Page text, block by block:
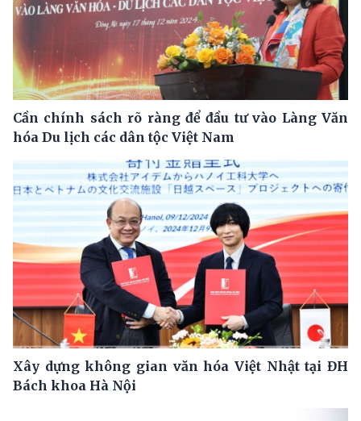
Cần chính sách rõ ràng để đầu tư vào Làng Văn
hóa Du lịch các dân tộc Việt Nam
Xây dựng không gian văn hóa Việt Nhật tại ĐH
Bách khoa Hà Nội